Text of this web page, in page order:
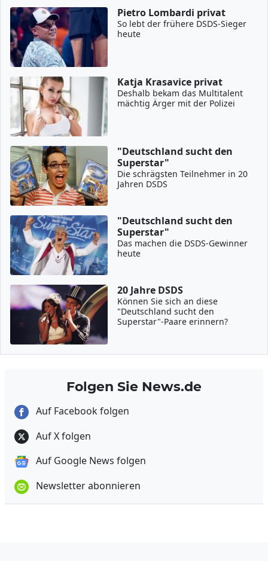
Pietro Lombardi privat
So lebt der frühere DSDS-Sieger
heute
Katja Krasavice privat
Deshalb bekam das Multitalent
mächtig Ärger mit der Polizei
"Deutschland sucht den
Superstar"
Die schrägsten Teilnehmer in 20
Jahren DSDS
"Deutschland sucht den
Superstar"
Das machen die DSDS-Gewinner
heute
20 Jahre DSDS
Können Sie sich an diese
"Deutschland sucht den
Superstar"-Paare erinnern?
Folgen Sie News.de
Auf Facebook folgen
Auf X folgen
Auf Google News folgen
Newsletter abonnieren